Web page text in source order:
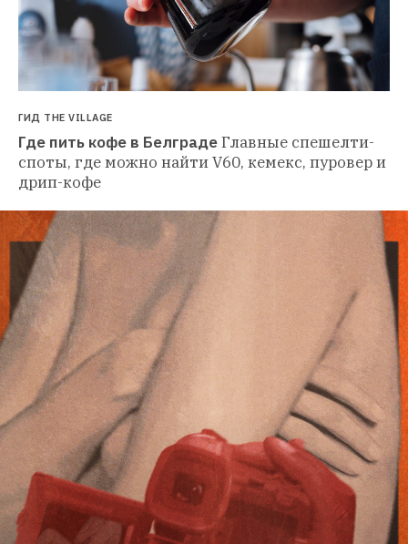
ГИД THE VILLAGE
Где пить кофе в БелградеГлавные спешелти-
споты, где можно найти V60, кемекс, пуровер и
дрип-кофе